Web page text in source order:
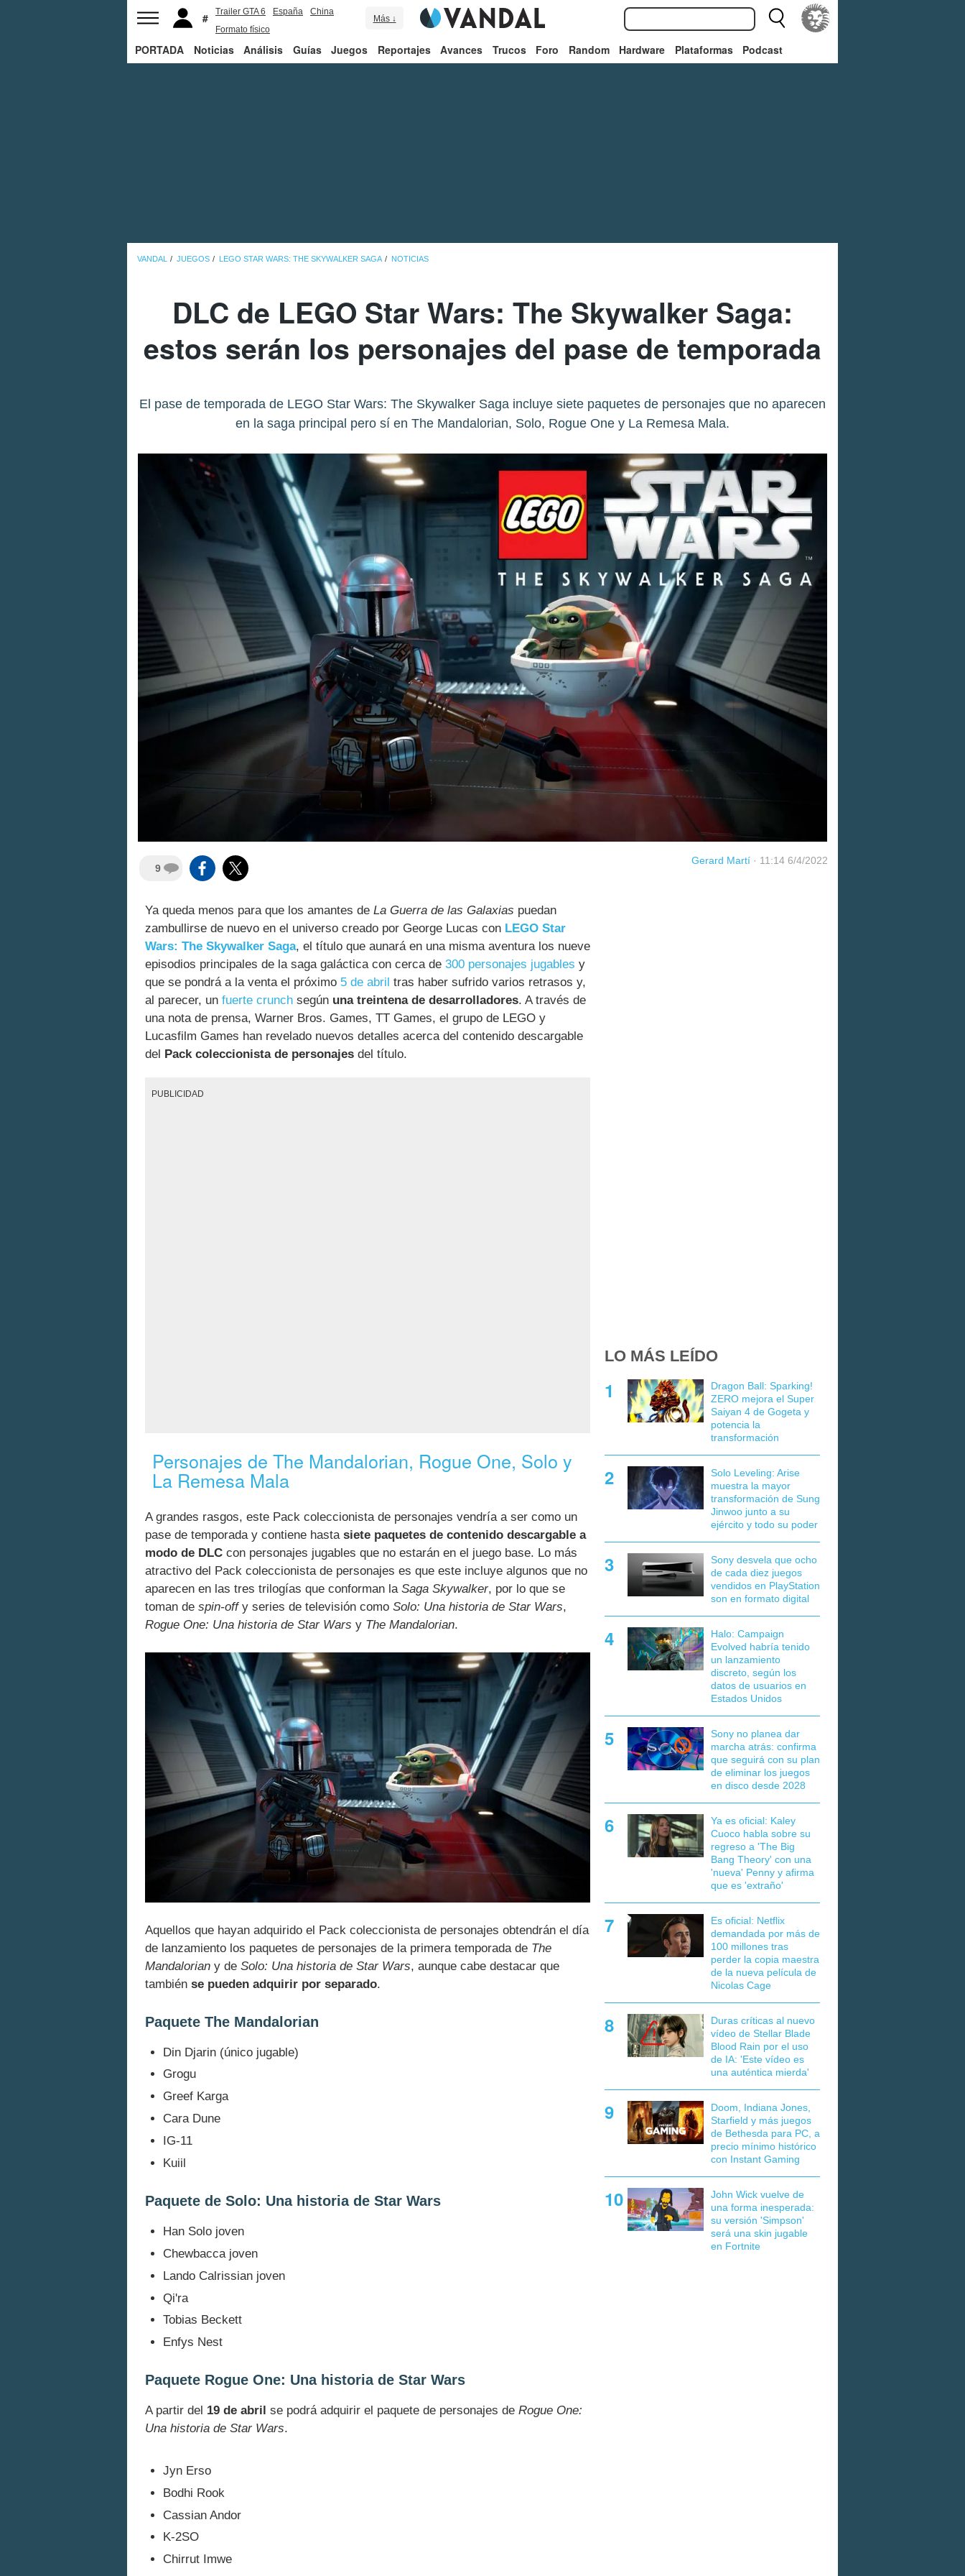
Trailer GTA 6 España
China
Formato físico
Más ↓
PORTADA Noticias Análisis Guías Juegos Reportajes Avances Trucos Foro Random Hardware Plataformas Podcast
VANDAL JUEGOS LEGO STAR WARS: THE SKYWALKER SAGA NOTICIAS
DLC de LEGO Star Wars: The Skywalker Saga:
estos serán los personajes del pase de temporada
El pase de temporada de LEGO Star Wars: The Skywalker Saga incluye siete paquetes de personajes que no aparecen
en la saga principal pero sí en The Mandalorian, Solo, Rogue One y La Remesa Mala.
9
Gerard Martí · 11:14 6/4/2022
Ya queda menos para que los amantes de La Guerra de las Galaxias puedan
zambullirse de nuevo en el universo creado por George Lucas con LEGO Star
Wars: The Skywalker Saga, el título que aunará en una misma aventura los nueve
episodios principales de la saga galáctica con cerca de 300 personajes jugables y
que se pondrá a la venta el próximo 5 de abril tras haber sufrido varios retrasos y,
al parecer, un fuerte crunch según una treintena de desarrolladores. A través de
una nota de prensa, Warner Bros. Games, TT Games, el grupo de LEGO y
Lucasfilm Games han revelado nuevos detalles acerca del contenido descargable
del
Pack coleccionista de personajes del título.
PUBLICIDAD
Personajes de The Mandalorian, Rogue One, Solo y
La Remesa Mala
A grandes rasgos, este Pack coleccionista de personajes vendría a ser como un
pase de temporada y contiene hasta siete paquetes de contenido descargable a
modo de DLC con personajes jugables que no estarán en el juego base. Lo más
atractivo del Pack coleccionista de personajes es que este incluye algunos que no
aparecen en las tres trilogías que conforman la Saga Skywalker, por lo que se
toman de spin-offy series de televisión como Solo: Una historia de Star Wars,
Rogue One: Una historia de Star Wars y The Mandalorian.
Aquellos que hayan adquirido el Pack coleccionista de personajes obtendrán el día
de lanzamiento los paquetes de personajes de la primera temporada de The
Mandalorian y de Solo: Una historia de Star Wars, aunque cabe destacar que
también se pueden adquirir por separado.
Paquete The Mandalorian
Din Djarin (único jugable)
Grogu
Greef Karga
Cara Dune
IG-11
Kuiil
Paquete de Solo: Una historia de Star Wars
Han Solo joven
Chewbacca joven
Lando Calrissian joven
Qi'ra
Tobias Beckett
Enfys Nest
Paquete Rogue One: Una historia de Star Wars
A partir del 19 de abril se podrá adquirir el paquete de personajes de Rogue One:
Una historia de Star Wars.
Jyn Erso
Bodhi Rook
Cassian Andor
K-2SO
Chirrut Imwe
LO MÁS LEÍDO
Dragon Ball: Sparking!
ZERO mejora el Super
Saiyan 4 de Gogeta y
potencia la
transformación
Solo Leveling: Arise
muestra la mayor
transformación de Sung
Jinwoo junto a su
ejército y todo su poder
Sony desvela que ocho
de cada diez juegos
vendidos en PlayStation
son en formato digital
Halo: Campaign
Evolved habría tenido
un lanzamiento
discreto, según los
datos de usuarios en
Estados Unidos
Sony no planea dar
marcha atrás: confirma
que seguirá con su plan
de eliminar los juegos
en disco desde 2028
Ya es oficial: Kaley
Cuoco habla sobre su
regreso a 'The Big
Bang Theory' con una
'nueva' Penny y afirma
que es 'extraño'
Es oficial: Netflix
demandada por más de
100 millones tras
perder la copia maestra
de la nueva película de
Nicolas Cage
Duras críticas al nuevo
vídeo de Stellar Blade
Blood Rain por el uso
de IA: 'Este vídeo es
una auténtica mierda'
Doom, Indiana Jones,
Starfield y más juegos
de Bethesda para PC, a
precio mínimo histórico
con Instant Gaming
John Wick vuelve de
una forma inesperada:
su versión 'Simpson'
será una skin jugable
en Fortnite